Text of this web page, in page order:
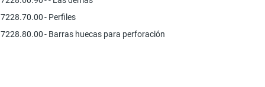
7228.70.00- Perfiles
7228.80.00- Barras huecas para perforación